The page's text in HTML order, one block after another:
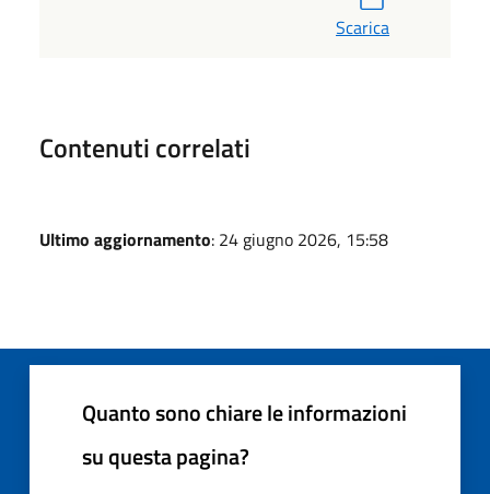
Scarica
Contenuti correlati
Ultimo aggiornamento: 24 giugno 2026, 15:58
Quanto sono chiare le informazioni
su questa pagina?